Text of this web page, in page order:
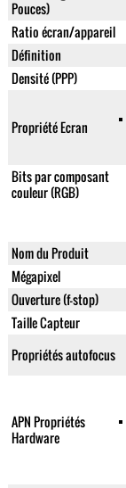
Pouces)
Ratio écran/appareil
Définition
Densité (PPP)
Propriété Ecran
Bits par composant
couleur (RGB)
Nom du Produit
Mégapixel
Ouverture (f-stop)
Taille Capteur
Propriétés autofocus
APN Propriétés
Hardware